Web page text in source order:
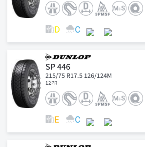
SP 446
215/75 R17.5 126/124M
12PR